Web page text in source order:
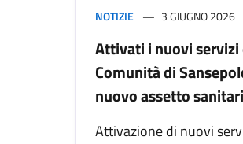
NOTIZIE 3 GIUGNO 2026
Attivati i nuovi servizi
Comunità di
nuovo assetto
Attivazione di nuovi